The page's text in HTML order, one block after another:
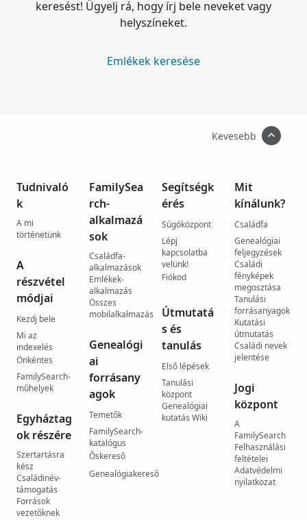
keresést! Ügyelj rá, hogy írj bele neveket vagy
helyszíneket.
Emlékek keresése
Kevesebb
Tudnivaló
k
A mi
történetünk
A
részvétel
módjai
Kezdj bele
Mi az
indexelés
Önkéntes
FamilySearch-
műhelyek
Egyháztag
ok részére
Szertartásra
kész
Családinév-
támogatás
Források
vezetőknek
FamilySea
rch-
alkalmazá
sok
Családfa-
alkalmazások
Emlékek-
alkalmazás
Összes
mobilalkalmazás
Genealógi
ai
forrásany
agok
Temetők
FamilySearch-
katalógus
Őskereső
Genealógiakereső
Segítségk
érés
Súgóközpont
Lépj
kapcsolatba
velünk!
Fiókod
Útmutatá
s és
tanulás
Első lépések
Tanulási
központ
Genealógiai
kutatás Wiki
Mit
kínálunk?
Családfa
Genealógiai
feljegyzések
Családi
fényképek
megosztása
Tanulási
forrásanyagok
Kutatási
útmutatás
Családi nevek
jelentése
Jogi
központ
A
FamilySearch
Felhasználási
feltételei
Adatvédelmi
nyilatkozat